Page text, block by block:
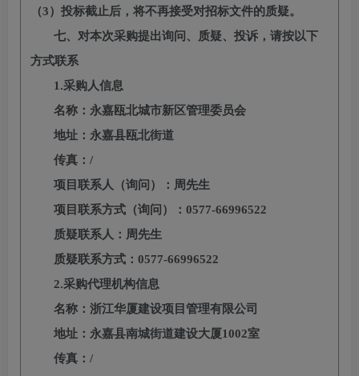
（3）投标截止后，将不再接受对招标文件的质疑。
七、对本次采购提出询问、质疑、投诉，请按以下
方式联系
1.采购人信息
名称： 永嘉瓯北城市新区管理委员会
地址：永嘉县瓯北街道
传真： /
项目联系人（询问）：周先生
项目联系方式（询问）： 0577-66996522
质疑联系人：周先生
质疑联系方式： 0577-66996522
2.采购代理机构信息
名称： 浙江华厦建设项目管理有限公司
地址： 永嘉县南城街道建设大厦1002室
传真： /